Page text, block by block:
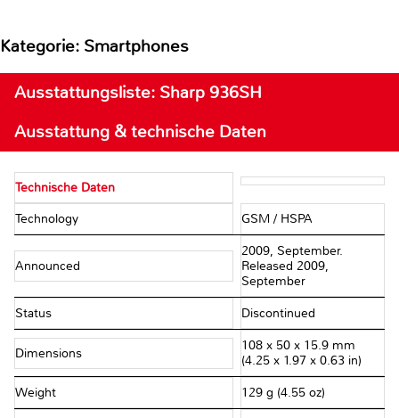
Kategorie: Smartphones
Ausstattungsliste: Sharp 936SH
Ausstattung & technische Daten
Technische Daten
Technology GSM / HSPA
Announced
2009, September.
Released 2009,
September
Status Discontinued
Dimensions
108 x 50 x 15.9 mm
(4.25 x 1.97 x 0.63 in)
Weight 129 g (4.55 oz)